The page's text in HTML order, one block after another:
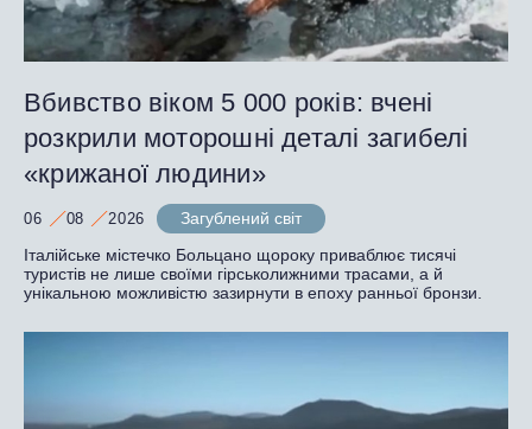
Вбивство віком 5 000 років: вчені
розкрили моторошні деталі загибелі
«крижаної людини»
06 08 2026
Загублений світ
Італійське містечко Больцано щороку приваблює тисячі
туристів не лише своїми гірськолижними трасами, а й
унікальною можливістю зазирнути в епоху ранньої бронзи.